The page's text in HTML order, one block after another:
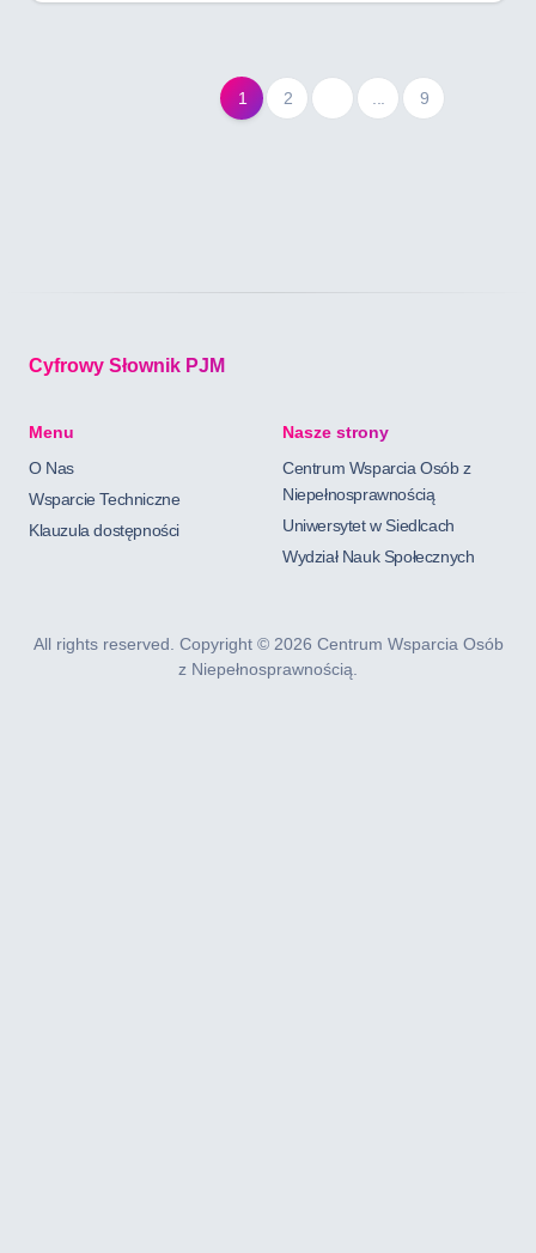
1 2 9
Cyfrowy Słownik PJM
Menu
O Nas
Wsparcie Techniczne
Klauzula dostępności
Nasze strony
Centrum Wsparcia Osób z
Niepełnosprawnością
Uniwersytet w Siedlcach
Wydział Nauk Społecznych
All rights reserved. Copyright © 2026 Centrum Wsparcia Osób
z Niepełnosprawnością.